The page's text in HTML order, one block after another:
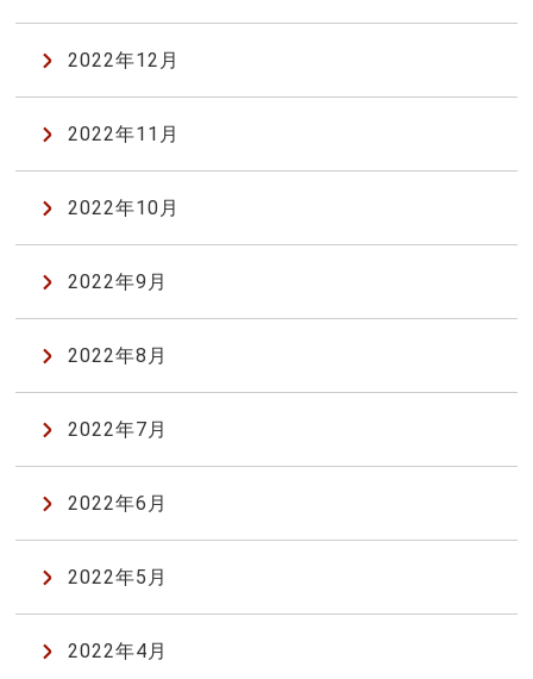
2022年12月
2022年11月
2022年10月
2022年9月
2022年8月
2022年7月
2022年6月
2022年5月
2022年4月